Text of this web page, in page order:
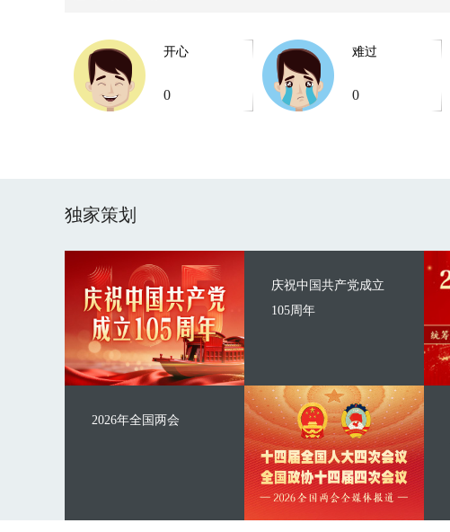
开心
0
难过
0
独家策划
庆祝中国共产党成立
105周年
2026年全国两会